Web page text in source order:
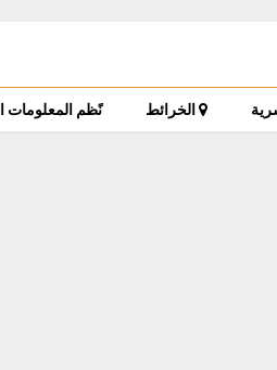
الخرائط نًظم المعلومات